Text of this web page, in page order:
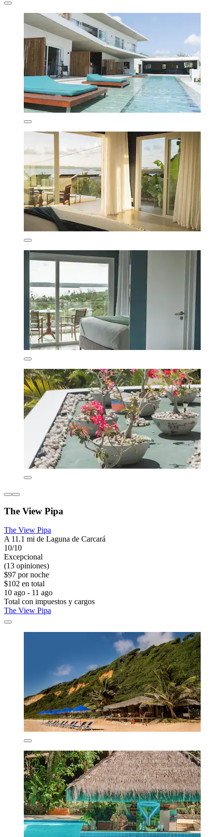
The View Pipa
The View Pipa
A 11.1 mi de Laguna de Carcará
10/10
Excepcional
(13 opiniones)
$97 por noche
$102 en total
10 ago - 11 ago
Total con impuestos y cargos
The View Pipa